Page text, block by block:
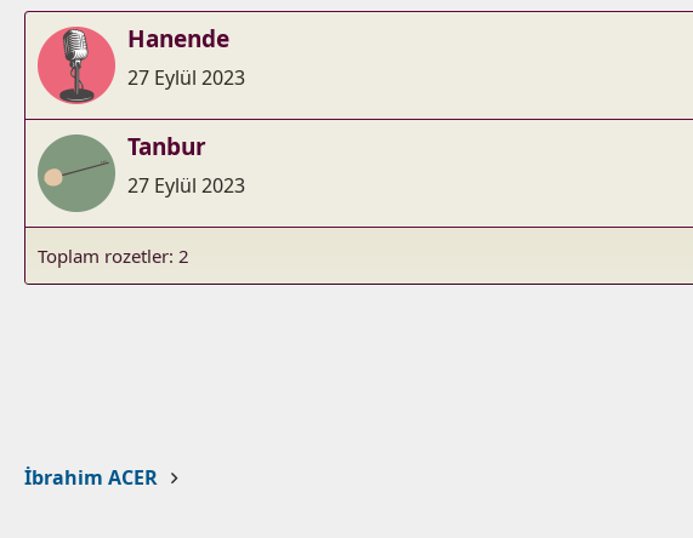
Hanende
27 Eylül 2023
Tanbur
27 Eylül 2023
Toplam rozetler: 2
İbrahim ACER